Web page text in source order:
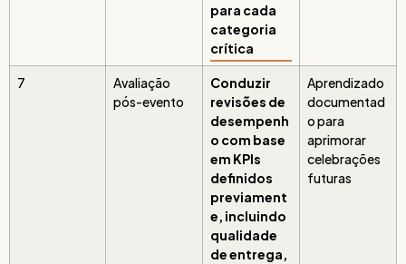
para cada
categoria
crítica
7
Avaliação
pós-evento
Conduzir
revisões de
desempenh
o com base
em KPIs
definidos
previament
e, incluindo
qualidade
de entrega,
Aprendizado
documentad
o para
aprimorar
celebrações
futuras